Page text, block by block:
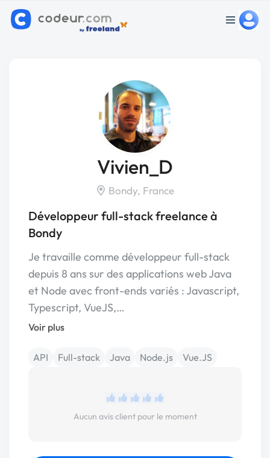
Vivien_D
Bondy, France
Développeur full-stack freelance à
Bondy
Je travaille comme développeur full-stack
depuis 8 ans sur des applications web Java
et Node avec front-ends variés : Javascript,
Typescript, VueJS,…
Voir plus
API Full-stack Java Node.js Vue.JS
Aucun avis client pour le moment